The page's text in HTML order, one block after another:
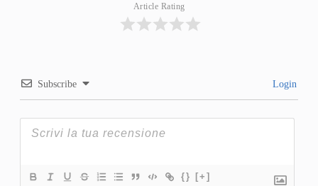
Article Rating
Subscribe Login
{} [+]